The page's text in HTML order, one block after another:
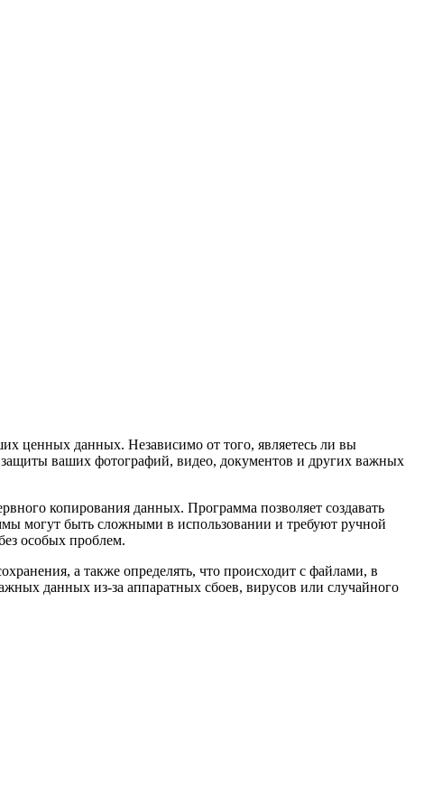
ценных данных. Независимо от того, являетесь ли вы
ваших фотографий, видео, документов и других важных
копирования данных. Программа позволяет создавать
могут быть сложными в использовании и требуют ручной
особых проблем.
а также определять, что происходит с файлами, в
данных из-за аппаратных сбоев, вирусов или случайного